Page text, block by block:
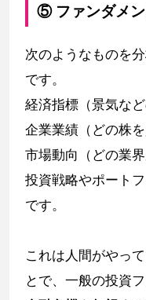
⑤ ファンダメン
次のようなものを
です。
経済指標（景気など
企業業績（どの株を
市場動向（どの業界
投資戦略やポート
です。
これは人間がやっ
とで、一般の投資